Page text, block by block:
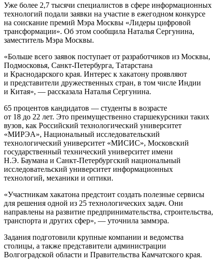
Уже более 2,7 тысячи специалистов в сфере информационных
технологий подали заявки на участие в ежегодном конкурсе
на соискание премий Мэра Москвы «Лидеры цифровой
трансформации». Об этом сообщила Наталья Сергунина,
заместитель Мэра Москвы.
«Больше всего заявок поступает от разработчиков из Москвы,
Подмосковья, Санкт-Петербурга, Татарстана
и Краснодарского края. Интерес к хакатону проявляют
и представители дружественных стран, в том числе Индии
и Китая», — рассказала Наталья Сергунина.
65 процентов кандидатов — студенты в возрасте
от 18 до 22 лет. Это преимущественно старшекурсники таких
вузов, как Российский технологический университет
«МИРЭА», Национальный исследовательский
технологический университет «МИСИС», Московский
государственный технический университет имени
Н.Э. Баумана и Санкт-Петербургский национальный
исследовательский университет информационных
технологий, механики и оптики.
«Участникам хакатона предстоит создать полезные сервисы
для решения одной из 25 технологических задач. Они
направлены на развитие предпринимательства, строительства,
транспорта и других сфер», — уточнила заммэра.
Задания подготовили крупные компании и ведомства
столицы, а также представители администрации
Волгоградской области и Правительства Камчатского края.